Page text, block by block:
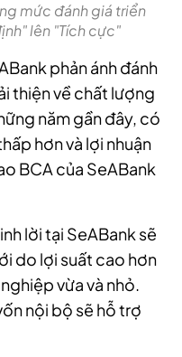
mức đánh giá triển
lên "Tích cực"
phản ánh đánh
thiện về chất lượng
năm gần đây, có
hơn và lợi nhuận
BCA của SeABank
lời tại SeABank sẽ
do lợi suất cao hơn
vừa và nhỏ.
nội bộ sẽ hỗ trợ